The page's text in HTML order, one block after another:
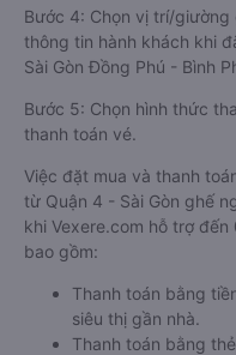
Bước 4: Chọn vị trí/
thông tin hành khách khi
Sài Gòn Đồng Phú - Bình
Bước 5: Chọn hình thức
thanh toán vé.
Việc đặt mua và thanh
từ Quận 4 - Sài Gòn ghế
khi Vexere.com hỗ trợ
bao gồm:
Thanh toán bằng
siêu thị gần nhà.
Thanh toán bằng